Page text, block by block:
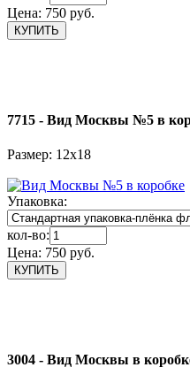
Цена: 750 руб.
7715 - Вид Москвы №5 в
Размер: 12х18
Упаковка:
кол-во:
Цена: 750 руб.
3004 - Вид Москвы в